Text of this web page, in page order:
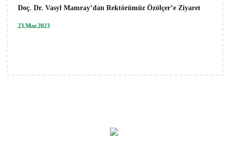
Doç. Dr. Vasyl Mamray’dan Rektörümüz Özölçer’e Ziyaret
23.Mar.2023